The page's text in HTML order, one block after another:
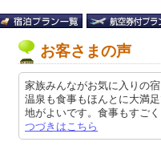
お客さまの声
家族みんながお気に入りの
温泉も食事もほんとに大満
地がよいです。食事もすご
つづきはこちら